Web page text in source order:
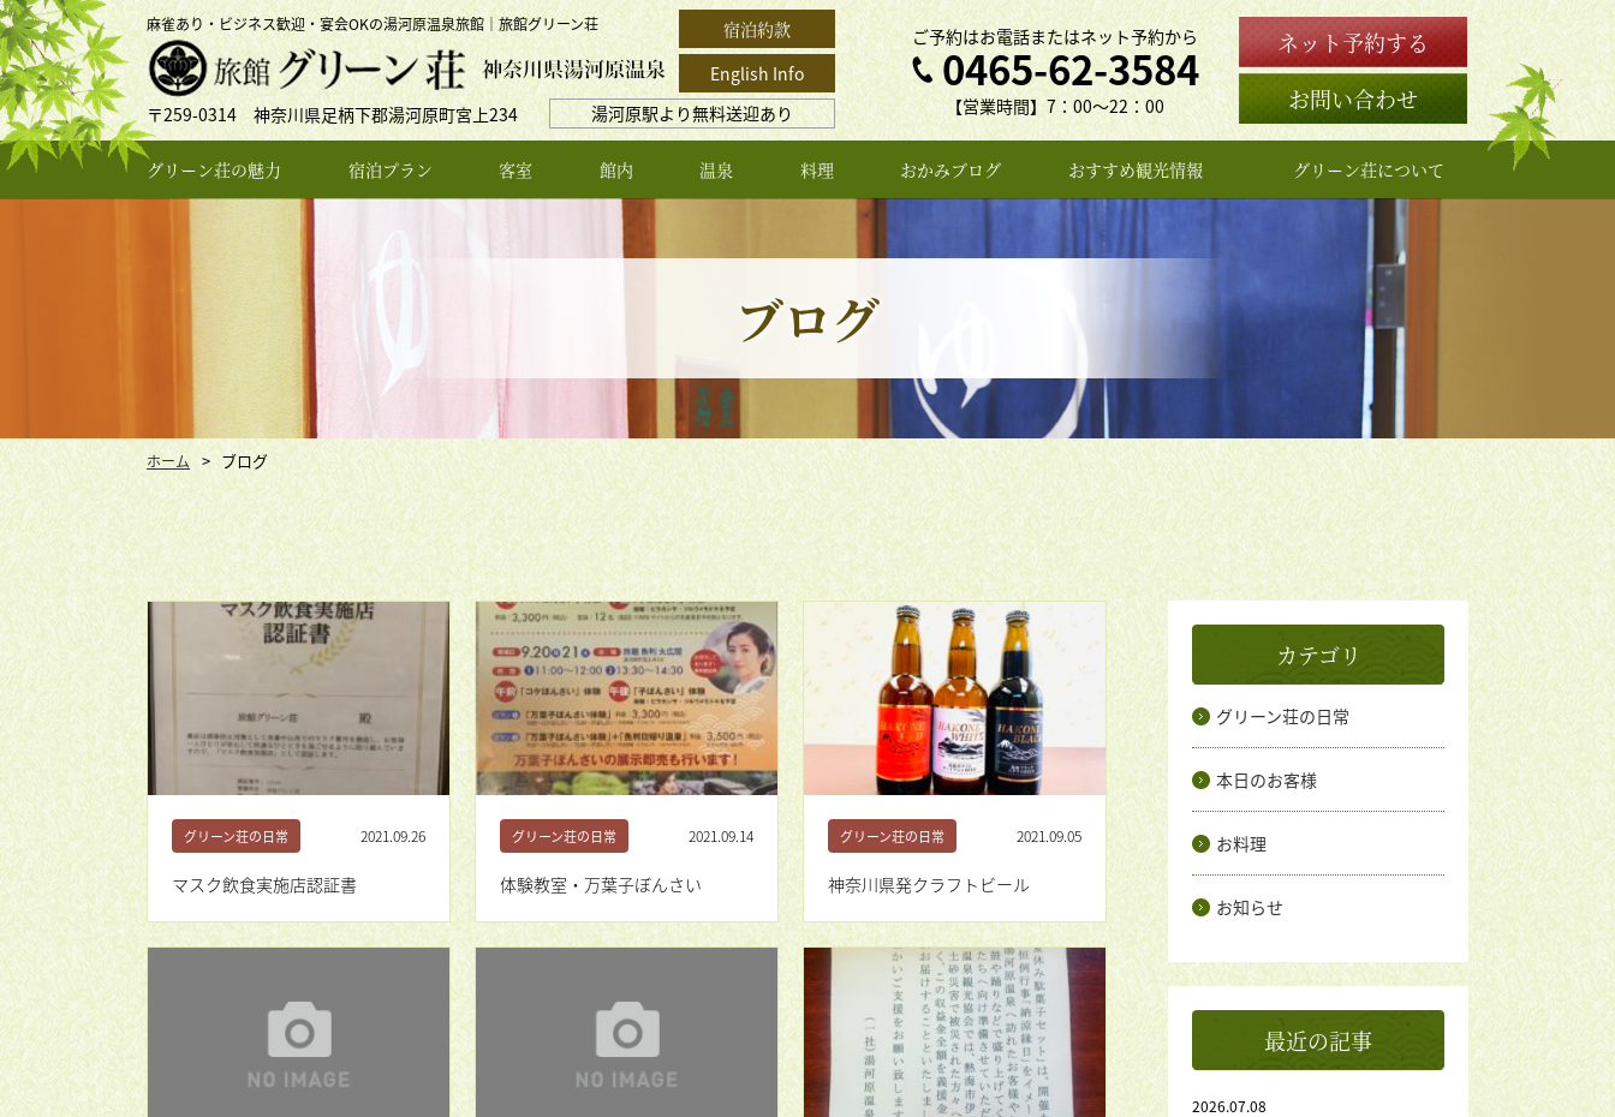
麻雀あり・ビジネス歓迎・宴会OKの湯河原温泉旅館｜旅館グリーン荘
〒259-0314 神奈川県足柄下郡湯河原町宮上234 湯河原駅より無料送迎あり
宿泊約款
English Info
ご予約はお電話またはネット予約から
0465-62-3584
【営業時間】7：00〜22：00
ネット予約する
お問い合わせ
グリーン荘の魅力 宿泊プラン 客室 館内 温泉 料理 おかみブログ おすすめ観光情報 グリーン荘について
女将のプロフィール
よくある質問
アクセス
旅館概要
お問い合わせ
ブログ
ホーム ブログ
グリーン荘の日常 2021.09.26
マスク飲食実施店認証書
グリーン荘の日常 2021.09.14
体験教室・万葉子ぼんさい
グリーン荘の日常 2021.09.05
神奈川県発クラフトビール
カテゴリ
グリーン荘の日常
本日のお客様
お料理
お知らせ
最近の記事
2026.07.08